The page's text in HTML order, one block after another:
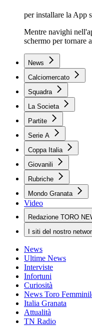
per installare la App
Mentre navighi
schermo per tornare
News
Calciomercato
Squadra
La Societa
Partite
Serie A
Coppa Italia
Giovanili
Rubriche
Mondo Granata
Video
Redazione TORO
I siti del nostro
News
Ultime News
Interviste
Infortuni
Curiosità
News Toro
Italia Granata
Attualità
TN Radio